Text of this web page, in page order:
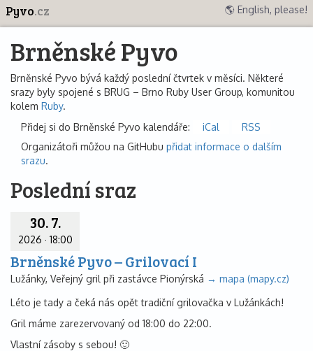
Pyvo.cz 🌎 English, please!
Brněnské Pyvo
Brněnské Pyvo bývá každý poslední čtvrtek v měsíci. Některé
srazy byly spojené s BRUG – Brno Ruby User Group, komunitou
kolem Ruby.
Přidej si do Brněnské Pyvo kalendáře:
iCal
RSS
Organizátoři můžou na GitHubu přidat informace o dalším
srazu.
Poslední sraz
30. 7.
2026 · 18:00
Brněnské Pyvo – Grilovací I
Lužánky, Veřejný gril při zastávce Pionýrská → mapa (mapy.cz)
Léto je tady a čeká nás opět tradiční grilovačka v Lužánkách!
Gril máme zarezervovaný od 18:00 do 22:00.
Vlastní zásoby s sebou! 🙂